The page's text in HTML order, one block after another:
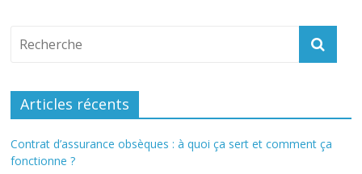
Articles récents
Contrat d’assurance obsèques : à quoi ça sert et comment ça
fonctionne ?